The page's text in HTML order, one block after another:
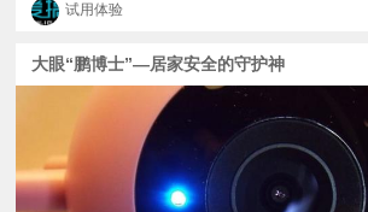
试用体验
大眼“鹏博士”—居家安全的守护神